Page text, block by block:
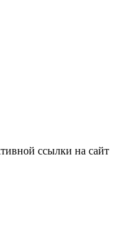
ссылки на сайт